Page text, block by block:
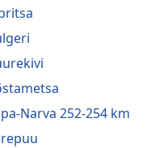
Narva 252-254 km